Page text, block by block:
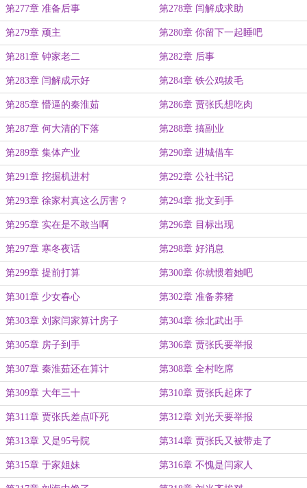
第277章 准备后事 第278章 闫解成求助
第279章 顽主 第280章 你留下一起睡吧
第281章 钟家老二 第282章 后事
第283章 闫解成示好 第284章 铁公鸡拔毛
第285章 懵逼的秦淮茹 第286章 贾张氏想吃肉
第287章 何大清的下落 第288章 搞副业
第289章 集体产业 第290章 进城借车
第291章 挖掘机进村 第292章 公社书记
第293章 徐家村真这么厉害？ 第294章 批文到手
第295章 实在是不敢当啊 第296章 目标出现
第297章 寒冬夜话 第298章 好消息
第299章 提前打算 第300章 你就惯着她吧
第301章 少女春心 第302章 准备养猪
第303章 刘家闫家算计房子 第304章 徐北武出手
第305章 房子到手 第306章 贾张氏要举报
第307章 秦淮茹还在算计 第308章 全村吃席
第309章 大年三十 第310章 贾张氏起床了
第311章 贾张氏差点吓死 第312章 刘光天要举报
第313章 又是95号院 第314章 贾张氏又被带走了
第315章 于家姐妹 第316章 不愧是闫家人